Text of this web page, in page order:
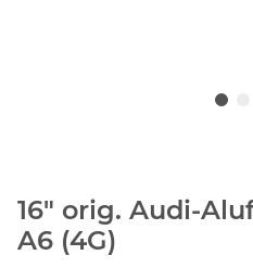
16" orig. Audi-
A6 (4G)